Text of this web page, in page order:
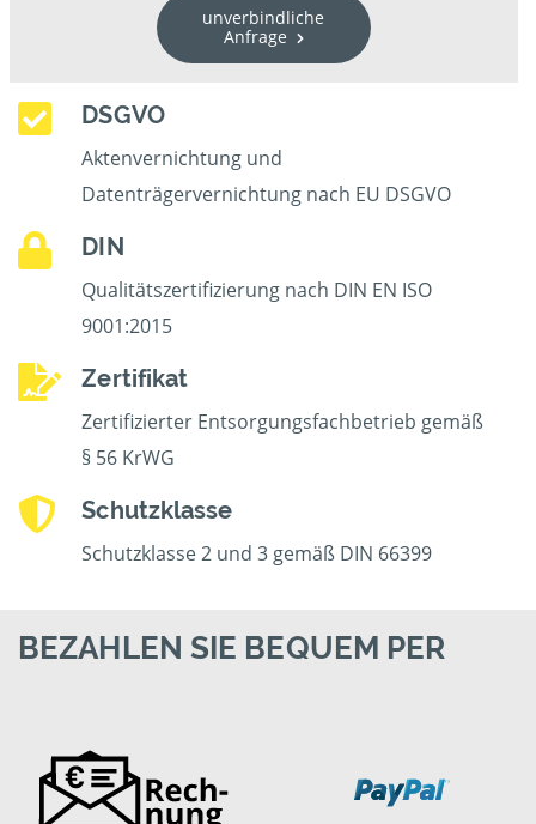
unverbindliche
Anfrage
DSGVO
Aktenvernichtung und
Datenträgervernichtung nach EU DSGVO
DIN
Qualitätszertifizierung nach DIN EN ISO
9001:2015
Zertifikat
Zertifizierter Entsorgungsfachbetrieb gemäß
§ 56 KrWG
Schutzklasse
Schutzklasse 2 und 3 gemäß DIN 66399
BEZAHLEN SIE BEQUEM PER